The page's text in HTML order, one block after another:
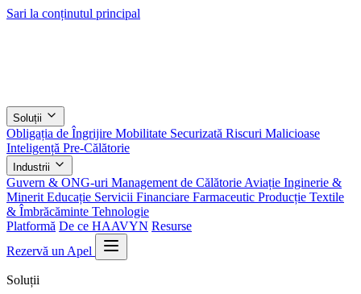
Sari la conținutul principal
Soluții
Obligația de Îngrijire Mobilitate Securizată Riscuri Malicioase
Inteligență Pre-Călătorie
Industrii
Guvern & ONG-uri Management de Călătorie Aviație Inginerie &
Minerit Educație Servicii Financiare Farmaceutic Producție Textile
& Îmbrăcăminte Tehnologie
Platformă De ce HAAVYN Resurse
Rezervă un Apel
Soluții